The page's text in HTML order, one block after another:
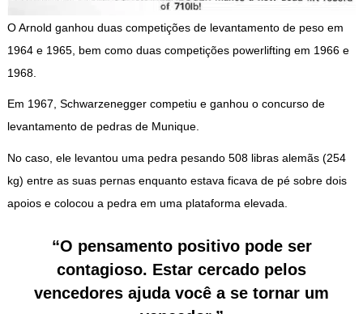
O Arnold ganhou duas competições de levantamento de peso em
1964 e 1965, bem como duas competições powerlifting em 1966 e
1968.
Em 1967, Schwarzenegger competiu e ganhou o concurso de
levantamento de pedras de Munique.
No caso, ele levantou uma pedra pesando 508 libras alemãs (254
kg) entre as suas pernas enquanto estava ficava de pé sobre dois
apoios e colocou a pedra em uma plataforma elevada.
“O pensamento positivo pode ser
contagioso. Estar cercado pelos
vencedores ajuda você a se tornar um